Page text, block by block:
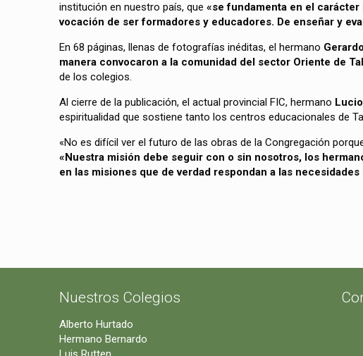
institución en nuestro país, que «se fundamenta en el
vocación de ser formadores y educadores. De enseñar y
En 68 páginas, llenas de fotografías inéditas, el hermano
manera convocaron a la comunidad del sector Oriente de
de los colegios.
Al cierre de la publicación, el actual provincial FIC, hermano
espiritualidad que sostiene tanto los centros educacionales de
«No es difícil ver el futuro de las obras de la Congregación
«Nuestra misión debe seguir con o sin nosotros, los
en las misiones que de verdad respondan a las
Nuestros Colegios
Alberto Hurtado
Hermano Bernardo